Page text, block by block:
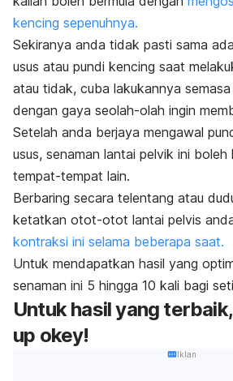
kencing sepenuhnya.
Sekiranya anda tidak pasti sama
usus atau pundi kencing saat
atau tidak, cuba lakukannya
dengan gaya seolah-olah ingin
Setelah anda berjaya mengawal
usus, senaman lantai pelvik ini boleh
tempat-tempat lain.
Berbaring secara telentang atau
ketatkan otot-otot lantai pelvis
kontraksi ini selama beberapa saat.
Untuk mendapatkan hasil yang
senaman ini 5 hingga 10 kali bagi
Untuk hasil yang
up okey!
Iklan